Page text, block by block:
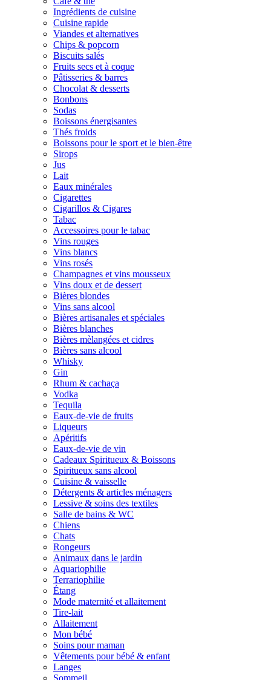
Ingrédients de cuisine
Cuisine rapide
Viandes et alternatives
Chips & popcorn
Biscuits salés
Fruits secs et à coque
Pâtisseries & barres
Chocolat & desserts
Bonbons
Sodas
Boissons énergisantes
Thés froids
Boissons pour le sport et le bien-être
Sirops
Jus
Lait
Eaux minérales
Cigarettes
Cigarillos & Cigares
Tabac
Accessoires pour le tabac
Vins rouges
Vins blancs
Vins rosés
Champagnes et vins mousseux
Vins doux et de dessert
Bières blondes
Vins sans alcool
Bières artisanales et spéciales
Bières blanches
Bières mèlangées et cidres
Bières sans alcool
Whisky
Gin
Rhum & cachaça
Vodka
Tequila
Eaux-de-vie de fruits
Liqueurs
Apéritifs
Eaux-de-vie de vin
Cadeaux Spiritueux & Boissons
Spiritueux sans alcool
Cuisine & vaisselle
Détergents & articles ménagers
Lessive & soins des textiles
Salle de bains & WC
Chiens
Chats
Rongeurs
Animaux dans le jardin
Aquariophilie
Terrariophilie
Étang
Mode maternité et allaitement
Tire-lait
Allaitement
Mon bébé
Soins pour maman
Vêtements pour bébé & enfant
Langes
Sommeil